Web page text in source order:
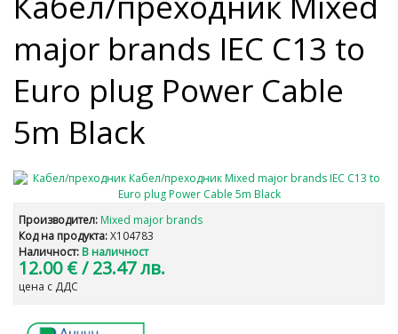
major brands IEC C13 to
Euro plug Power Cable
5m Black
Производител: Mixed major brands
Код на продукта:X104783
Наличност: В наличност
12.00 €/ 23.47 лв.
цена с ДДС